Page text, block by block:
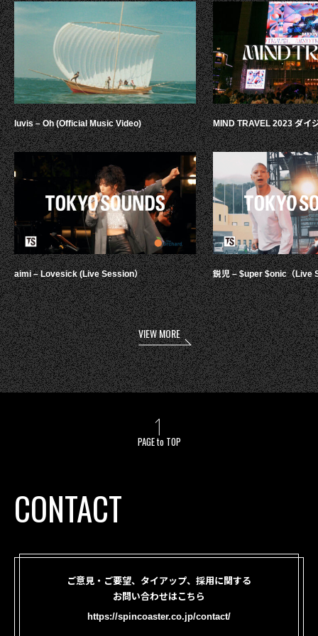
luvis – Oh (Official Music Video)
aimi – Lovesick (Live Session）
MIND TRAVEL 2023 ダイ
鋭児 – $uper $onic（Live
VIEW MORE
PAGE to TOP
CONTACT
ご意見・ご要望、タイアップ、採用に関する
お問い合わせはこちら
https://spincoaster.co.jp/contact/